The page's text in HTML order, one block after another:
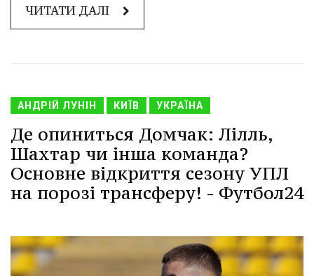
ЧИТАТИ ДАЛІ
АНДРІЙ ЛУНІН КИЇВ УКРАЇНА
Де опиниться Домчак: Лілль,
Шахтар чи інша команда?
Основне відкриття сезону УПЛ
на порозі трансферу! - Футбол24